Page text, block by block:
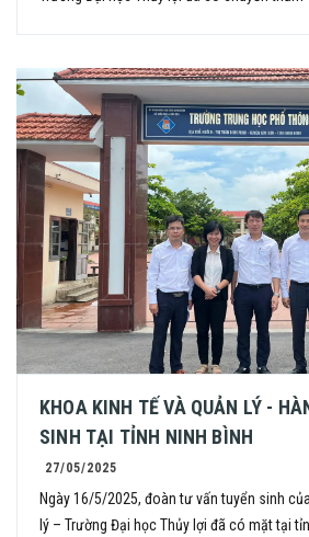
KHOA KINH TẾ VÀ QUẢN LÝ -
SINH TẠI TỈNH NINH BÌNH
27/05/2025
Ngày 16/5/2025, đoàn tư vấn tuyển sinh
lý – Trường Đại học Thủy lợi đã có mặt tại